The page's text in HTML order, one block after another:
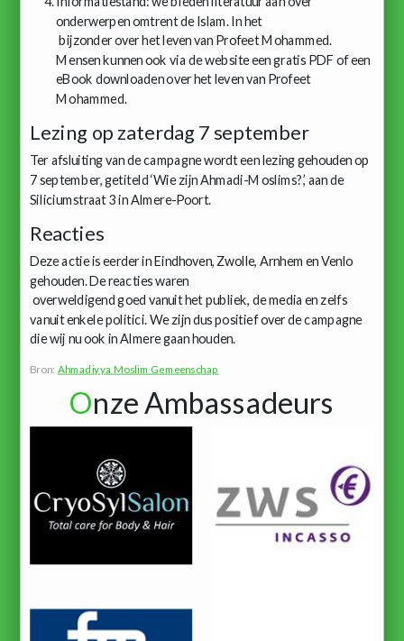
onderwerpen omtrent de Islam. In het
bijzonder over het leven van Profeet Mohammed.
Mensen kunnen ook via de website een gratis PDF of een
eBook downloaden over het leven van Profeet
Mohammed.
Lezing op zaterdag 7 september
Ter afsluiting van de campagne wordt een lezing gehouden op
7 september, getiteld ‘Wie zijn Ahmadi-Moslims?’, aan de
Siliciumstraat 3 in Almere-Poort.
Reacties
Deze actie is eerder in Eindhoven, Zwolle, Arnhem en Venlo
gehouden. De reacties waren
overweldigend goed vanuit het publiek, de media en zelfs
vanuit enkele politici. We zijn dus positief over de campagne
die wij nu ook in Almere gaan houden.
Bron: Ahmadiyya Moslim Gemeenschap
Onze Ambassadeurs